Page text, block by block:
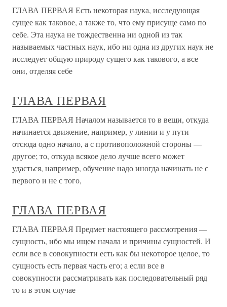
ГЛАВА ПЕРВАЯ Есть некоторая наука, исследующая
сущее как таковое, а также то, что ему присуще само по
себе. Эта наука не тождественна ни одной из так
называемых частных наук, ибо ни одна из других наук не
исследует общую природу сущего как такового, а все
они, отделяя себе
ГЛАВА ПЕРВАЯ
ГЛАВА ПЕРВАЯ Началом называется то в вещи, откуда
начинается движение, например, у линии и у пути
отсюда одно начало, а с противоположной стороны —
другое; то, откуда всякое дело лучше всего может
удасться, например, обучение надо иногда начинать не с
первого и не с того,
ГЛАВА ПЕРВАЯ
ГЛАВА ПЕРВАЯ Предмет настоящего рассмотрения —
сущность, ибо мы ищем начала и причины сущностей. И
если все в совокупности есть как бы некоторое целое, то
сущность есть первая часть его; а если все в
совокупности рассматривать как последовательный ряд
то и в этом случае